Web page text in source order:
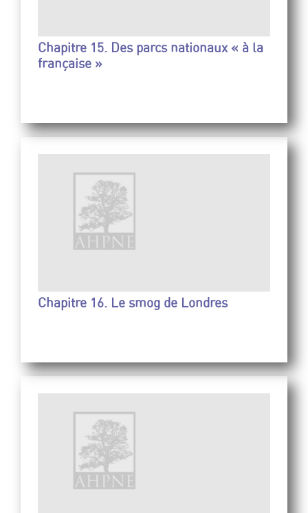
Chapitre 15. Des parcs nationaux « à la
française »
Chapitre 16. Le smog de Londres